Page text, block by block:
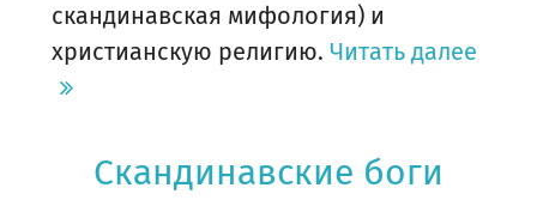
скандинавская мифология) и
христианскую религию. Читать далее
Скандинавские боги